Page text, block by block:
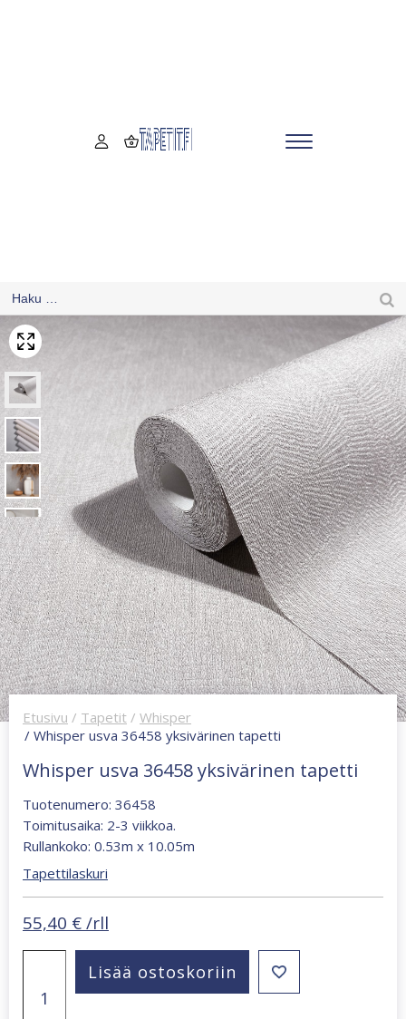
Etusivu / Tapetit / Whisper
/ Whisper usva 36458 yksivärinen tapetti
Whisper usva 36458 yksivärinen tapetti
Tuotenumero: 36458
Toimitusaika: 2-3 viikkoa.
Rullankoko: 0.53m x 10.05m
Tapettilaskuri
55,40 € /rll
36458
Lisää ostoskoriin